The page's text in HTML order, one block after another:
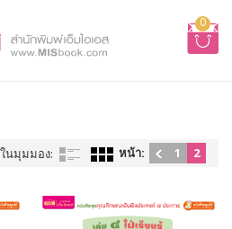
0
นมุมมอง: หน้า: 1 2